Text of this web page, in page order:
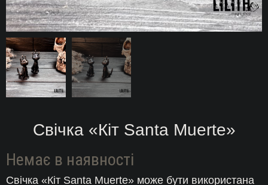
Свічка «Кіт Santa Muerte»
Немає в наявності
Свічка «Кіт Santa Muerte» може бути використана